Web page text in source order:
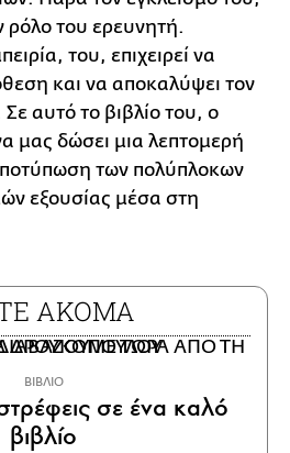
ρόλο του ερευνητή.
του, επιχειρεί να
και να αποκαλύψει τον
αυτό το βιβλίο του, ο
μας δώσει μια λεπτομερή
των πολύπλοκων
εξουσίας μέσα στη
ΑΚΟΜΑ
ΒΙΒΛΙΟ
σε ένα καλό
βιβλίο